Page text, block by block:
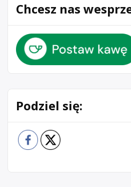
Chcesz nas
Podziel się: